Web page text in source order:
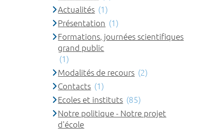
Actualités (1)
Présentation (1)
Formations, journées scientifiques
grand public
(1)
Modalités de recours (2)
Contacts (1)
Ecoles et instituts (85)
Notre politique - Notre projet
d'école